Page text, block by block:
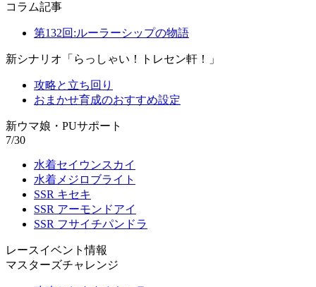
コラム記事
第132回:ルーラーシップの物語
新シナリオ「らっしゃい！トレセン軒！」
攻略と立ち回り
おまかせ育成のおすすめ設定
新ウマ娘・PUサポート
7/30
水着セイウンスカイ
水着メジロブライト
SSR キセキ
SSR アーモンドアイ
SSR フサイチパンドラ
レースイベント情報
マスターズチャレンジ